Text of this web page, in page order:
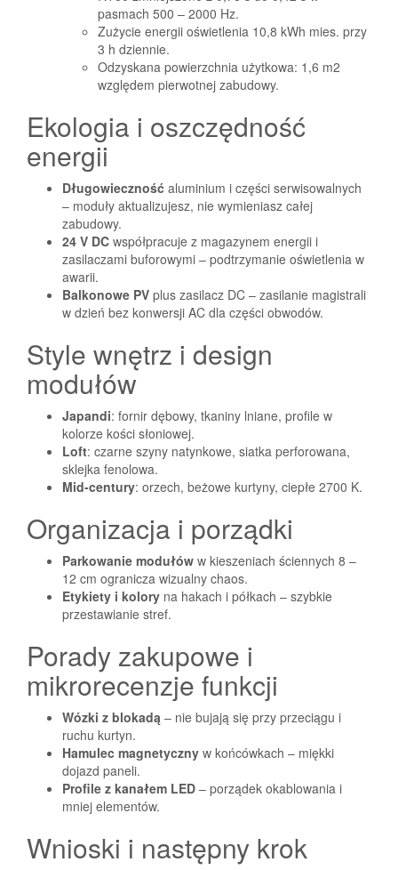
pasmach 500 – 2000 Hz.
Zużycie energii oświetlenia 10,8 kWh mies. przy
3 h dziennie.
Odzyskana powierzchnia użytkowa: 1,6 m2
względem pierwotnej zabudowy.
Ekologia i oszczędność
energii
Długowieczność aluminium i części serwisowalnych
– moduły aktualizujesz, nie wymieniasz całej
zabudowy.
24 V DC współpracuje z magazynem energii i
zasilaczami buforowymi – podtrzymanie oświetlenia w
awarii.
Balkonowe PV plus zasilacz DC – zasilanie magistrali
w dzień bez konwersji AC dla części obwodów.
Style wnętrz i design
modułów
Japandi: fornir dębowy, tkaniny lniane, profile w
kolorze kości słoniowej.
Loft: czarne szyny natynkowe, siatka perforowana,
sklejka fenolowa.
Mid-century: orzech, beżowe kurtyny, ciepłe 2700 K.
Organizacja i porządki
Parkowanie modułów w kieszeniach ściennych 8 –
12 cm ogranicza wizualny chaos.
Etykiety i kolory na hakach i półkach – szybkie
przestawianie stref.
Porady zakupowe i
mikrorecenzje funkcji
Wózki z blokadą – nie bujają się przy przeciągu i
ruchu kurtyn.
Hamulec magnetyczny w końcówkach – miękki
dojazd paneli.
Profile z kanałem LED – porządek okablowania i
mniej elementów.
Wnioski i następny krok